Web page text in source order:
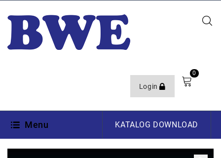
Login
0
Menu KATALOG DOWNLOAD